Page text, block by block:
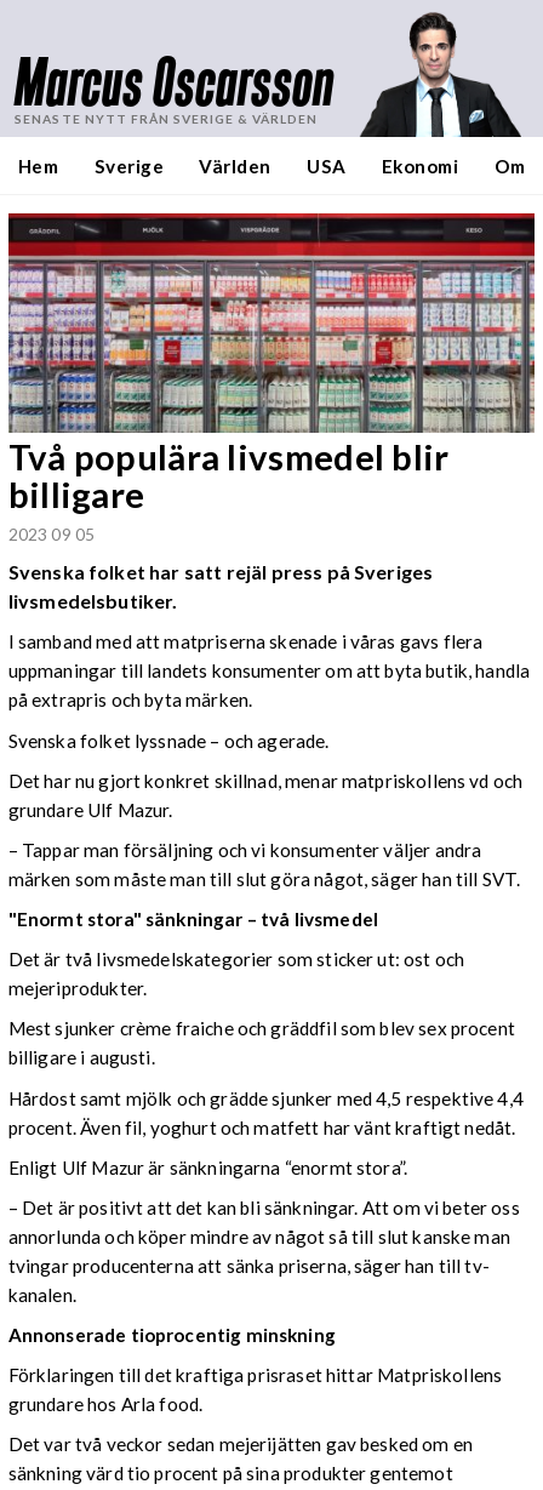
Marcus Oscarsson
SENASTE NYTT FRÅN SVERIGE & VÄRLDEN
Hem Sverige Världen USA Ekonomi Om
Två populära livsmedel blir
billigare
2023 09 05
Svenska folket har satt rejäl press på Sveriges
livsmedelsbutiker.
I samband med att matpriserna skenade i våras gavs flera
uppmaningar till landets konsumenter om att byta butik, handla
på extrapris och byta märken.
Svenska folket lyssnade – och agerade.
Det har nu gjort konkret skillnad, menar matpriskollens vd och
grundare Ulf Mazur.
– Tappar man försäljning och vi konsumenter väljer andra
märken som måste man till slut göra något, säger han till SVT.
"Enormt stora" sänkningar – två livsmedel
Det är två livsmedelskategorier som sticker ut: ost och
mejeriprodukter.
Mest sjunker crème fraiche och gräddfil som blev sex procent
billigare i augusti.
Hårdost samt mjölk och grädde sjunker med 4,5 respektive 4,4
procent. Även fil, yoghurt och matfett har vänt kraftigt nedåt.
Enligt Ulf Mazur är sänkningarna “enormt stora”.
– Det är positivt att det kan bli sänkningar. Att om vi beter oss
annorlunda och köper mindre av något så till slut kanske man
tvingar producenterna att sänka priserna, säger han till tv-
kanalen.
Annonserade tioprocentig minskning
Förklaringen till det kraftiga prisraset hittar Matpriskollens
grundare hos Arla food.
Det var två veckor sedan mejerijätten gav besked om en
sänkning värd tio procent på sina produkter gentemot